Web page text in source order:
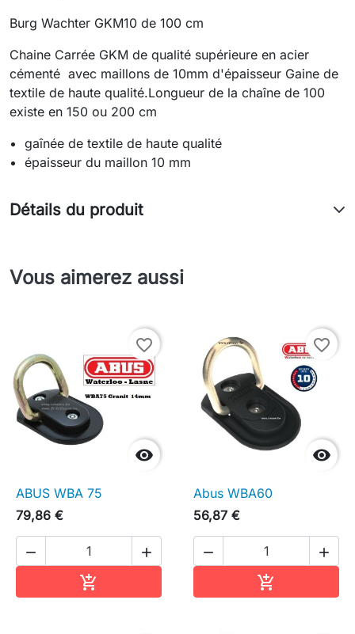
Burg Wachter GKM10 de 100 cm
Chaine Carrée GKM de qualité supérieure en acier
cémenté avec maillons de 10mm d'épaisseur Gaine de
textile de haute qualité.Longueur de la chaîne de 100
existe en 150 ou 200 cm
gaînée de textile de haute qualité
épaisseur du maillon 10 mm
Détails du produit
Vous aimerez aussi

favorite_border
ABUS WBA 75
79,86 €
 


favorite_border
Abus WBA60
56,87 €
 
